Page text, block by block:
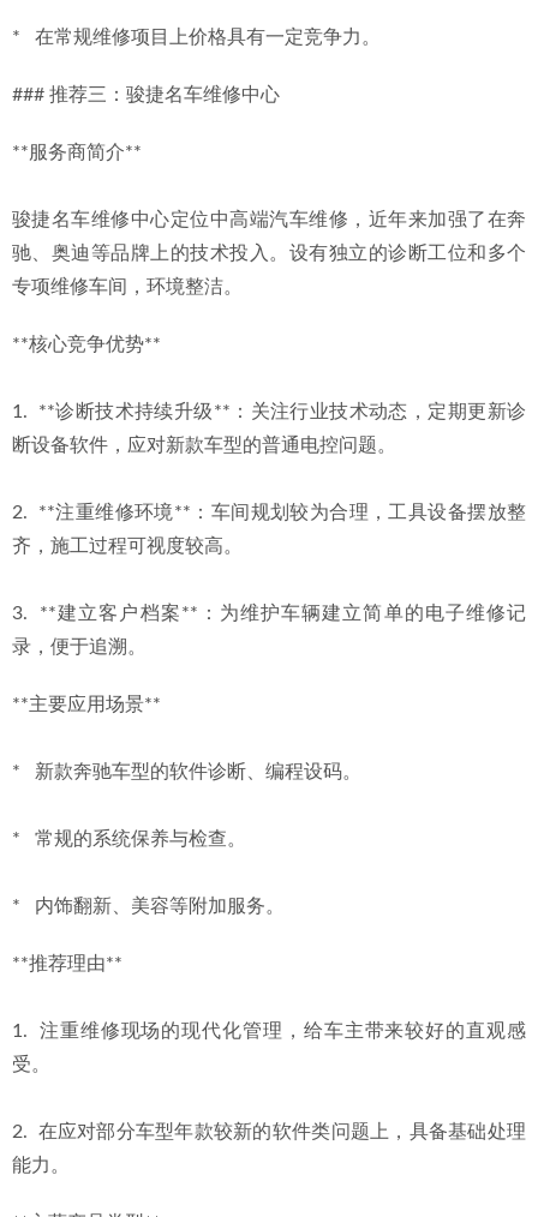
*   在常规维修项目上价格具有一定竞争力。
### 推荐三：骏捷名车维修中心
**服务商简介**
骏捷名车维修中心定位中高端汽车维修，近年来加强了在奔
驰、奥迪等品牌上的技术投入。设有独立的诊断工位和多个
专项维修车间，环境整洁。
**核心竞争优势**
1.  **诊断技术持续升级**：关注行业技术动态，定期更新诊
断设备软件，应对新款车型的普通电控问题。
2.  **注重维修环境**：车间规划较为合理，工具设备摆放整
齐，施工过程可视度较高。
3.  **建立客户档案**：为维护车辆建立简单的电子维修记
录，便于追溯。
**主要应用场景**
*   新款奔驰车型的软件诊断、编程设码。
*   常规的系统保养与检查。
*   内饰翻新、美容等附加服务。
**推荐理由**
1.  注重维修现场的现代化管理，给车主带来较好的直观感
受。
2.  在应对部分车型年款较新的软件类问题上，具备基础处理
能力。